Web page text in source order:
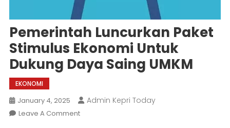
Pemerintah Luncurkan Paket
Stimulus Ekonomi Untuk
Dukung Daya Saing UMKM
EKONOMI
January 4, 2025 Admin Kepri Today
Leave A CommentOn